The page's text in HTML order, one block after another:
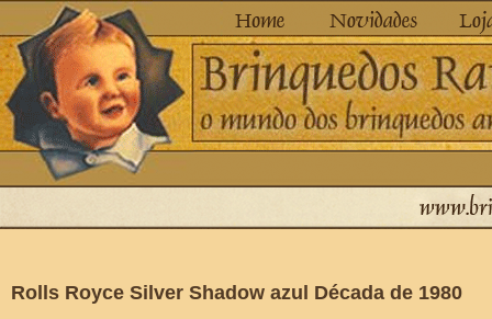
Rolls Royce Silver Shadow azul Década de 1980